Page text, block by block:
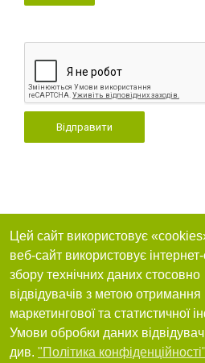
Відправити
Цей сайт використовує
веб-сайт використовує
збору технічних даних стосовно
відвідувачів з метою отримання
маркетингової та статистичної
Умови обробки даних
див. "Політика конфіденційності"